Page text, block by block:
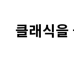
클래식을